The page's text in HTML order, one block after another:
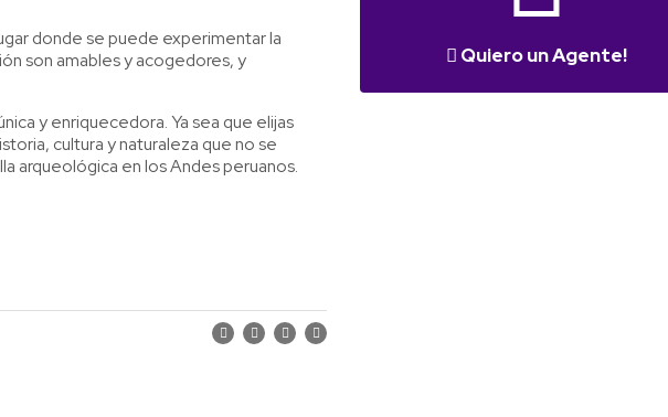
donde se puede experimentar la
son amables y acogedores, y
y enriquecedora. Ya sea que elijas
cultura y naturaleza que no se
arqueológica en los Andes peruanos.
Quiero un Agente!